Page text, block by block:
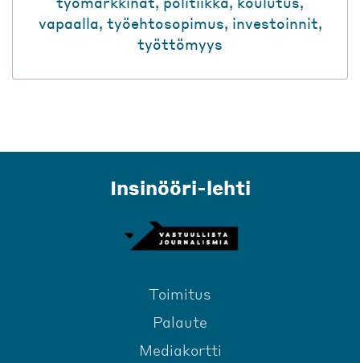
vapaalla, työehtosopimus, investoinnit,
työttömyys
Insinööri-lehti
Toimitus
Palaute
Mediakortti